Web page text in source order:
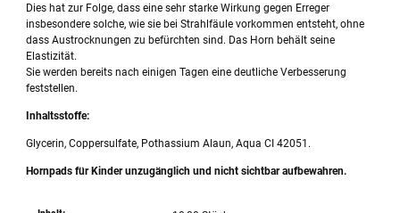
Dies hat zur Folge, dass eine sehr starke Wirkung gegen Erreger
insbesondere solche, wie sie bei Strahlfäule vorkommen entsteht, ohne
dass Austrocknungen zu befürchten sind. Das Horn behält seine
Elastizität.
Sie werden bereits nach einigen Tagen eine deutliche Verbesserung
feststellen.
Inhaltsstoffe:
Glycerin, Coppersulfate, Pothassium Alaun, Aqua CI 42051.
Hornpads für Kinder unzugänglich und nicht sichtbar aufbewahren.